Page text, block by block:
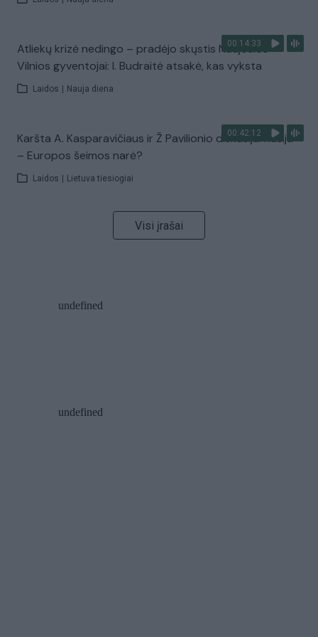
00:14:33
Atliekų krizė nedingo – pradėjo skųstis Naujosios
Vilnios gyventojai: I. Budraitė atsakė, kas vyksta
Laidos Nauja diena
00:42:12
Karšta A. Kasparavičiaus ir Ž Pavilionio diskusija: Rusija
– Europos šeimos narė?
Laidos Lietuva tiesiogiai
Visi įrašai